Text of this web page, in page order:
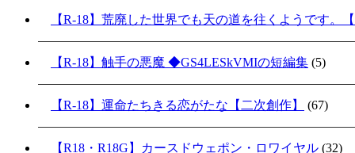
【R-18】荒廃した世界でも天の道を往くようです。
【R-18】触手の悪魔 ◆GS4LESkVMIの短編集 (5)
【R-18】運命たちきる恋がたな【二次創作】 (67)
【R18・R18G】カースドウェポン・ロワイヤル (32)